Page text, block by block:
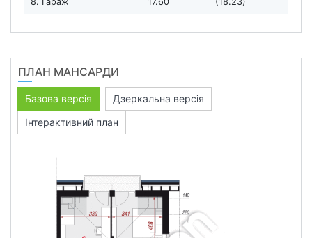
ПЛАН МАНСАРДИ
Базова версія
Дзеркальна версія
Інтерактивний план